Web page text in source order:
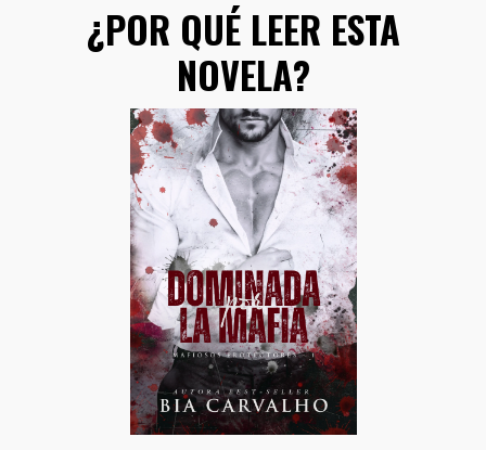
¿POR QUÉ LEER ESTA
NOVELA?